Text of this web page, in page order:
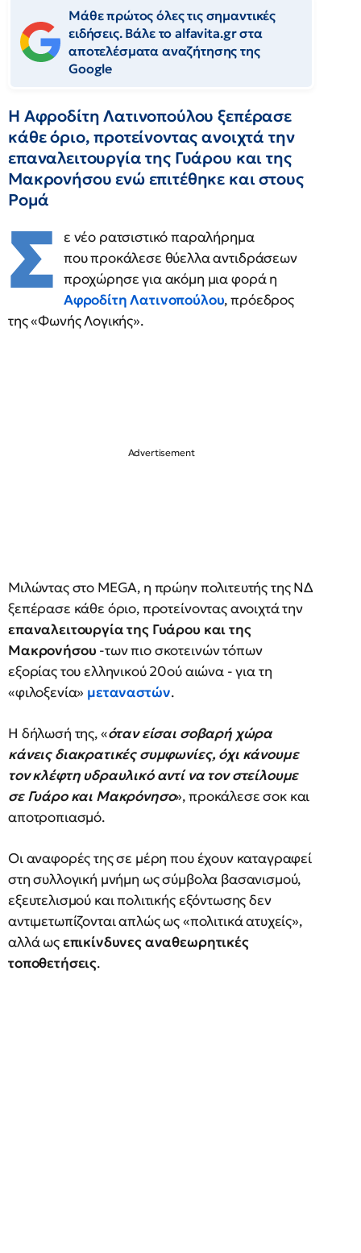
Μάθε πρώτος όλες τις σημαντικές
ειδήσεις. Βάλε το alfavita.gr στα
αποτελέσματα αναζήτησης της
Google
Η Αφροδίτη Λατινοπούλου ξεπέρασε
κάθε όριο, προτείνοντας ανοιχτά την
επαναλειτουργία της Γυάρου και της
Μακρονήσου ενώ επιτέθηκε και στους
Ρομά
Σ ε νέο ρατσιστικό παραλήρημα
που προκάλεσε θύελλα αντιδράσεων
προχώρησε για ακόμη μια φορά η
Αφροδίτη Λατινοπούλου, πρόεδρος
της «Φωνής Λογικής».
Μιλώντας στο MEGA, η πρώην πολιτευτής της ΝΔ
ξεπέρασε κάθε όριο, προτείνοντας ανοιχτά την
επαναλειτουργία της Γυάρου και της
Μακρονήσου -των πιο σκοτεινών τόπων
εξορίας του ελληνικού 20ού αιώνα - για τη
«φιλοξενία» μεταναστών.
Η δήλωσή της, «όταν είσαι σοβαρή χώρα
κάνεις διακρατικές συμφωνίες, όχι κάνουμε
τον κλέφτη υδραυλικό αντί να τον στείλουμε
σε Γυάρο και Μακρόνησο», προκάλεσε σοκ και
αποτροπιασμό.
Οι αναφορές της σε μέρη που έχουν καταγραφεί
στη συλλογική μνήμη ως σύμβολα βασανισμού,
εξευτελισμού και πολιτικής εξόντωσης δεν
αντιμετωπίζονται απλώς ως «πολιτικά ατυχείς»,
αλλά ωςεπικίνδυνες αναθεωρητικές
τοποθετήσεις.